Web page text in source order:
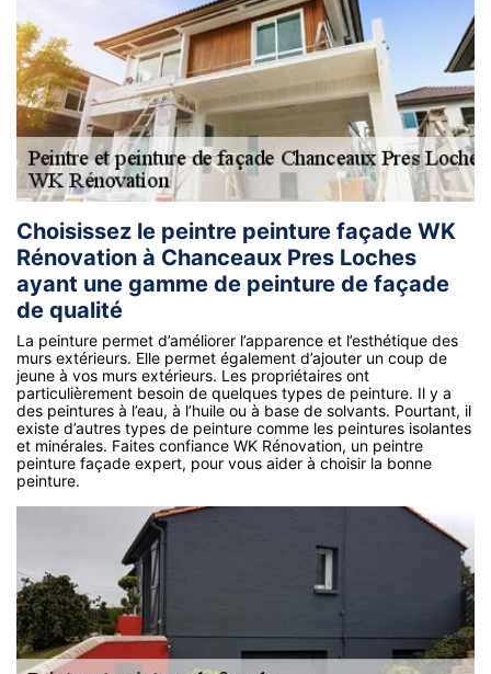
Choisissez le peintre peinture façade WK
Rénovation à Chanceaux Pres Loches
ayant une gamme de peinture de façade
de qualité
La peinture permet d’améliorer l’apparence et l’esthétique des
murs extérieurs. Elle permet également d’ajouter un coup de
jeune à vos murs extérieurs. Les propriétaires ont
particulièrement besoin de quelques types de peinture. Il y a
des peintures à l’eau, à l’huile ou à base de solvants. Pourtant, il
existe d’autres types de peinture comme les peintures isolantes
et minérales. Faites confiance WK Rénovation, un peintre
peinture façade expert, pour vous aider à choisir la bonne
peinture.